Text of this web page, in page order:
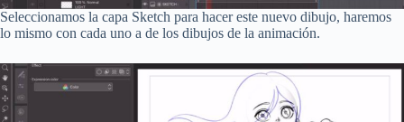
Seleccionamos la capa Sketch para hacer este nuevo dibujo, haremos
lo mismo con cada uno a de los dibujos de la animación.